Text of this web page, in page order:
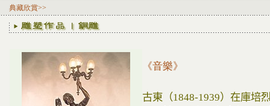
典藏欣賞>>
《音樂》
古東（1848-1939）在庫培